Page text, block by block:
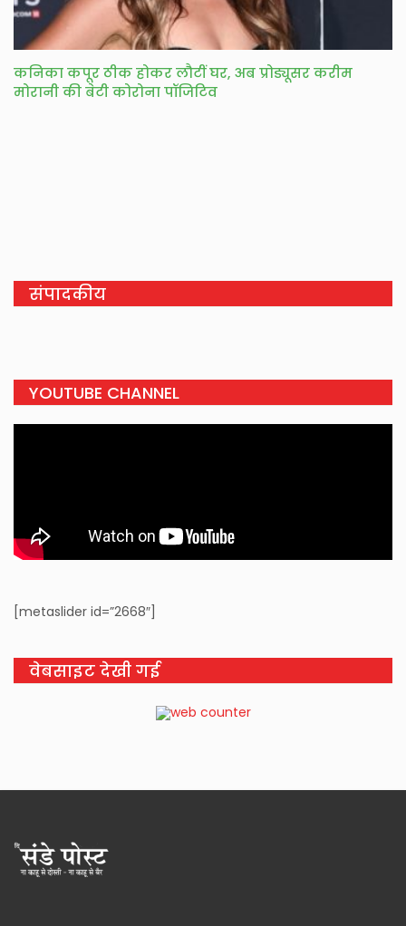
कनिका कपूर ठीक होकर लौटीं घर, अब प्रोड्यूसर करीम
मोरानी की बेटी कोरोना पॉजिटिव
संपादकीय
YOUTUBE CHANNEL
[metaslider id=”2668″]
वेबसाइट देखी गई